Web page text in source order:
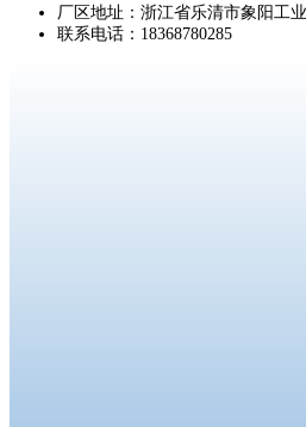
厂区地址：浙江省乐清市象阳工
联系电话：18368780285